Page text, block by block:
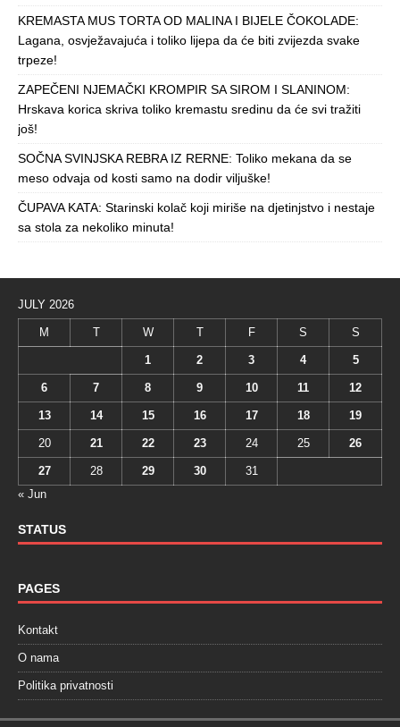
KREMASTA MUS TORTA OD MALINA I BIJELE ČOKOLADE:
Lagana, osvježavajuća i toliko lijepa da će biti zvijezda svake
trpeze!
ZAPEČENI NJEMAČKI KROMPIR SA SIROM I SLANINOM:
Hrskava korica skriva toliko kremastu sredinu da će svi tražiti
još!
SOČNA SVINJSKA REBRA IZ RERNE: Toliko mekana da se
meso odvaja od kosti samo na dodir viljuške!
ČUPAVA KATA: Starinski kolač koji miriše na djetinjstvo i nestaje
sa stola za nekoliko minuta!
JULY 2026
M T W T F S S
1 2 3 4 5
6 7 8 9 10 11 12
13 14 15 16 17 18 19
20 21 22 23 24 25 26
27 28 29 30
31
« Jun
STATUS
PAGES
Kontakt
O nama
Politika privatnosti